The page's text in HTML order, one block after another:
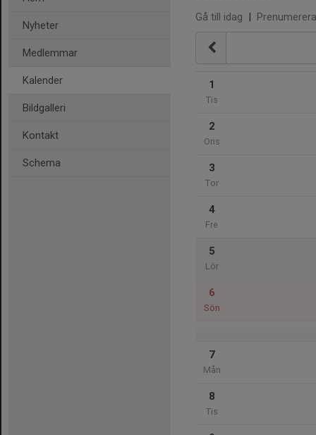
Nyheter
Medlemmar
Kalender
Bildgalleri
Kontakt
Schema
Gå till idag | Prenumerera
1
Tis
2
Ons
3
Tor
4
Fre
5
Lör
6
Sön
7
Mån
8
Tis